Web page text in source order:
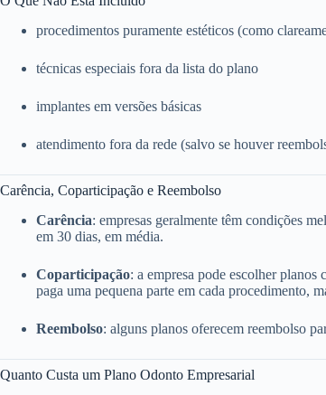
procedimentos puramente estéticos (como
técnicas especiais fora da lista do plano
implantes em versões básicas
atendimento fora da rede (salvo se houver
Carência, Coparticipação e Reembolso
Carência: empresas geralmente têm condições
em 30 dias, em média.
Coparticipação: a empresa pode escolher
paga uma pequena parte em cada procedimento,
Reembolso: alguns planos oferecem reembolso
Quanto Custa um Plano Odonto Empresarial